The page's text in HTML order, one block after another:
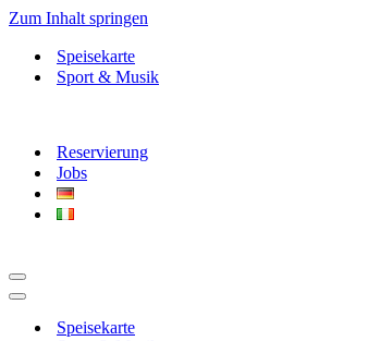
Zum Inhalt springen
Speisekarte
Sport & Musik
Reservierung
Jobs
Navigationsmenü
Navigationsmenü
Speisekarte